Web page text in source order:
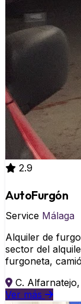
2.9
AutoFurgón
Service Málaga
Alquiler de
sector del
furgoneta,
C. Alfarnatejo,
Ver más